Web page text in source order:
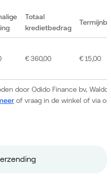
Totaal
kredietbedrag
door Odido Finance bv,
of vraag in de winkel of via
€ 360,00 € 15,00